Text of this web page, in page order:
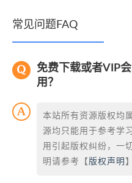
常见问题FAQ
免费下载或者VIP
用？
本站所有资源版权均
源均只能用于参考学
用引起版权纠纷，一
明请参考【 版权声明